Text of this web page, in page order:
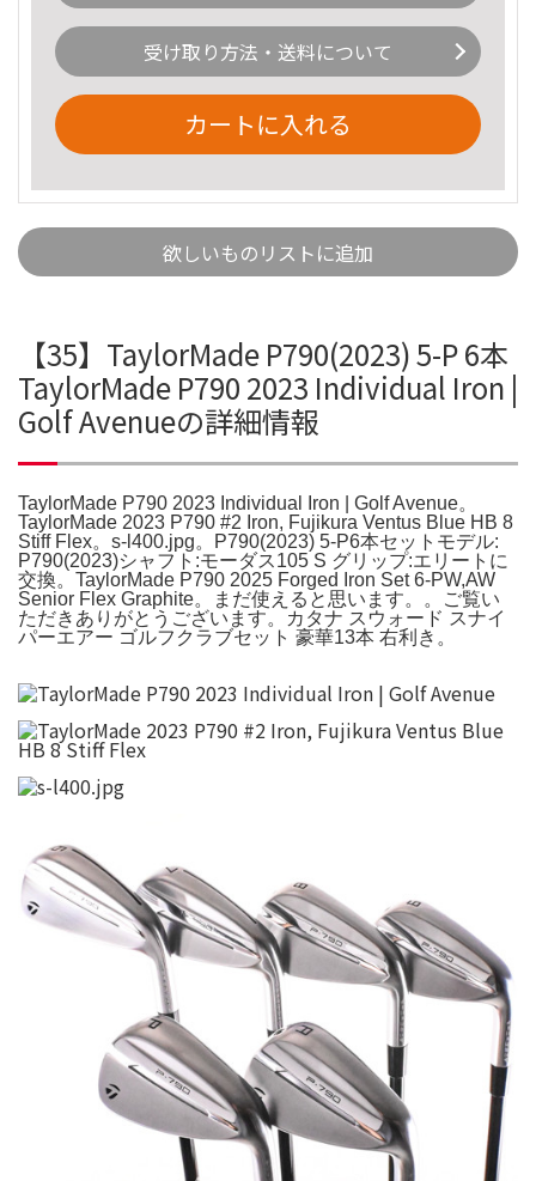
受け取り方法・送料について
カートに入れる
欲しいものリストに追加
【35】TaylorMade P790(2023) 5-P 6本
TaylorMade P790 2023 Individual Iron |
Golf Avenueの詳細情報
TaylorMade P790 2023 Individual Iron | Golf Avenue。
TaylorMade 2023 P790 #2 Iron, Fujikura Ventus Blue HB 8
Stiff Flex。s-l400.jpg。P790(2023) 5-P6本セットモデル:
P790(2023)シャフト:モーダス105 S グリップ:エリートに
交換。TaylorMade P790 2025 Forged Iron Set 6-PW,AW
Senior Flex Graphite。まだ使えると思います。。ご覧い
ただきありがとうございます。カタナ スウォード スナイ
パーエアー ゴルフクラブセット 豪華13本 右利き。